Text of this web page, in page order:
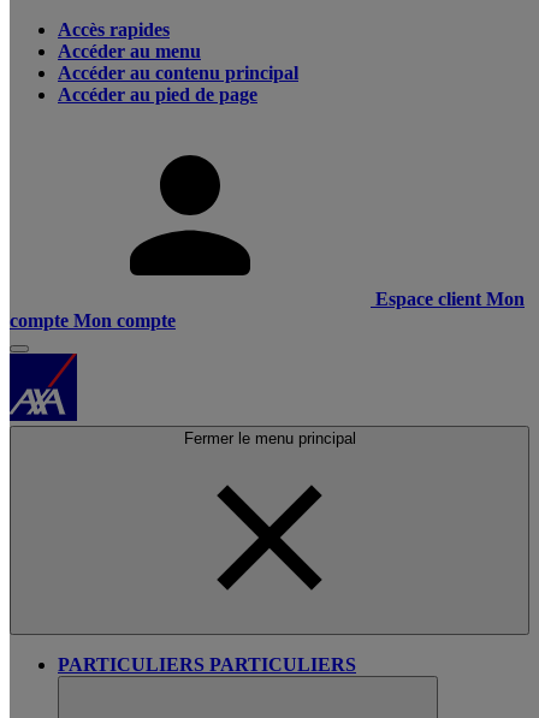
Accès rapides
Accéder au menu
Accéder au contenu principal
Accéder au pied de page
Espace client Mon
compte Mon compte
Fermer le menu principal
PARTICULIERS PARTICULIERS